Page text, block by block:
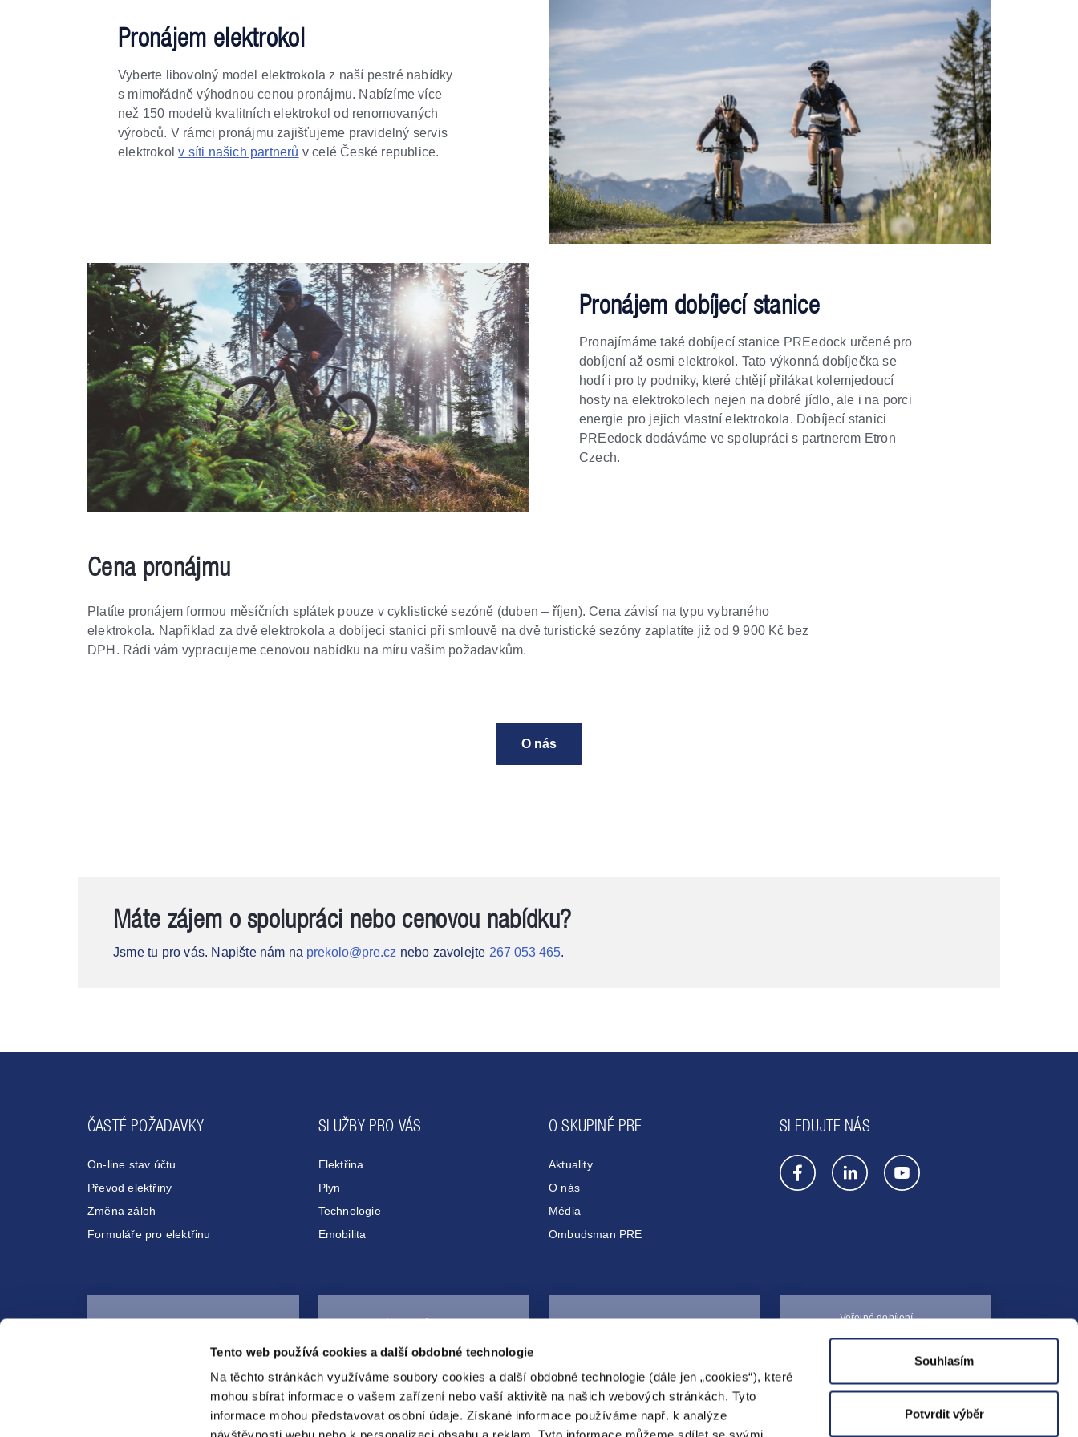
Tento web používá cookies a další obdobné technologie
Na těchto stránkách využíváme soubory cookies a další obdobné technologie (dále jen „cookies“), které
mohou sbírat informace o vašem zařízení nebo vaší aktivitě na našich webových stránkách. Tyto
informace mohou představovat osobní údaje. Získané informace používáme např. k analýze
Souhlasím
Potvrdit výběr
Pronájem elektrokol
Vyberte libovolný model elektrokola z naší pestré nabídky
s mimořádně výhodnou cenou pronájmu. Nabízíme více
než 150 modelů kvalitních elektrokol od renomovaných
výrobců. V rámci pronájmu zajišťujeme pravidelný servis
elektrokolv síti našich partnerů v celé České republice.
Pronájem dobíjecí stanice
Pronajímáme také dobíjecí stanice PREedock určené pro
dobíjení až osmi elektrokol. Tato výkonná dobíječka se
hodí i pro ty podniky, které chtějí přilákat kolemjedoucí
hosty na elektrokolech nejen na dobré jídlo, ale i na porci
energie pro jejich vlastní elektrokola. Dobíjecí stanici
PREedock dodáváme ve spolupráci s partnerem Etron
Czech.
Cena pronájmu
Platíte pronájem formou měsíčních splátek pouze v cyklistické sezóně (duben – říjen). Cena závisí na typu vybraného
elektrokola. Například za dvě elektrokola a dobíjecí stanici při smlouvě na dvě turistické sezóny zaplatíte již od 9 900 Kč bez
DPH. Rádi vám vypracujeme cenovou nabídku na míru vašim požadavkům.
O nás
Máte zájem o spolupráci nebo cenovou nabídku?
Jsme tu pro vás. Napište nám na prekolo@pre.cz nebo zavolejte 267 053 465.
ČASTÉ POŽADAVKY
On-line stav účtu
Převod elektřiny
Změna záloh
Formuláře pro elektřinu
SLUŽBY PRO VÁS
Elektřina
Plyn
Technologie
Emobilita
O SKUPINĚ PRE
Aktuality
O nás
Média
Ombudsman PRE
SLEDUJTE NÁS
premobilita@pre.cz
Zákaznická linka
267 055 267
Veřejné dobíjení
Mapa dobíjecích